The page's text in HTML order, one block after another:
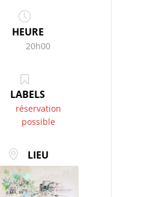
HEURE
20h00
LABELS
réservation
possible
LIEU